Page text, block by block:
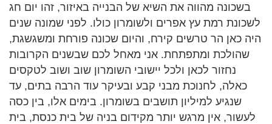
בשכונה מהווה את השיא של הבנייה באיזור, זהו יום חג
לשכונת רמת עץ אפרים ולשומרון כולו. לפני שמונה שנים
היה כאן הר טרשים קירח, והיום שכונה פורחת ומשגשגת,
שהולכת ומתפתחת. אני מאחל לכם שבשנים הקרובות
נחזור לכאן ולכל יישובי השומרון שוב ושוב לטקסים
כאלה, לחנוכת מבני קבע ובעיקר עוד הרבה בתים, עד
שנגיע למיליון תושבים בשומרון. בימים אלו, בין כסה
לעשור, אין מרגש יותר מקידום בניה של בית כנסת, בית